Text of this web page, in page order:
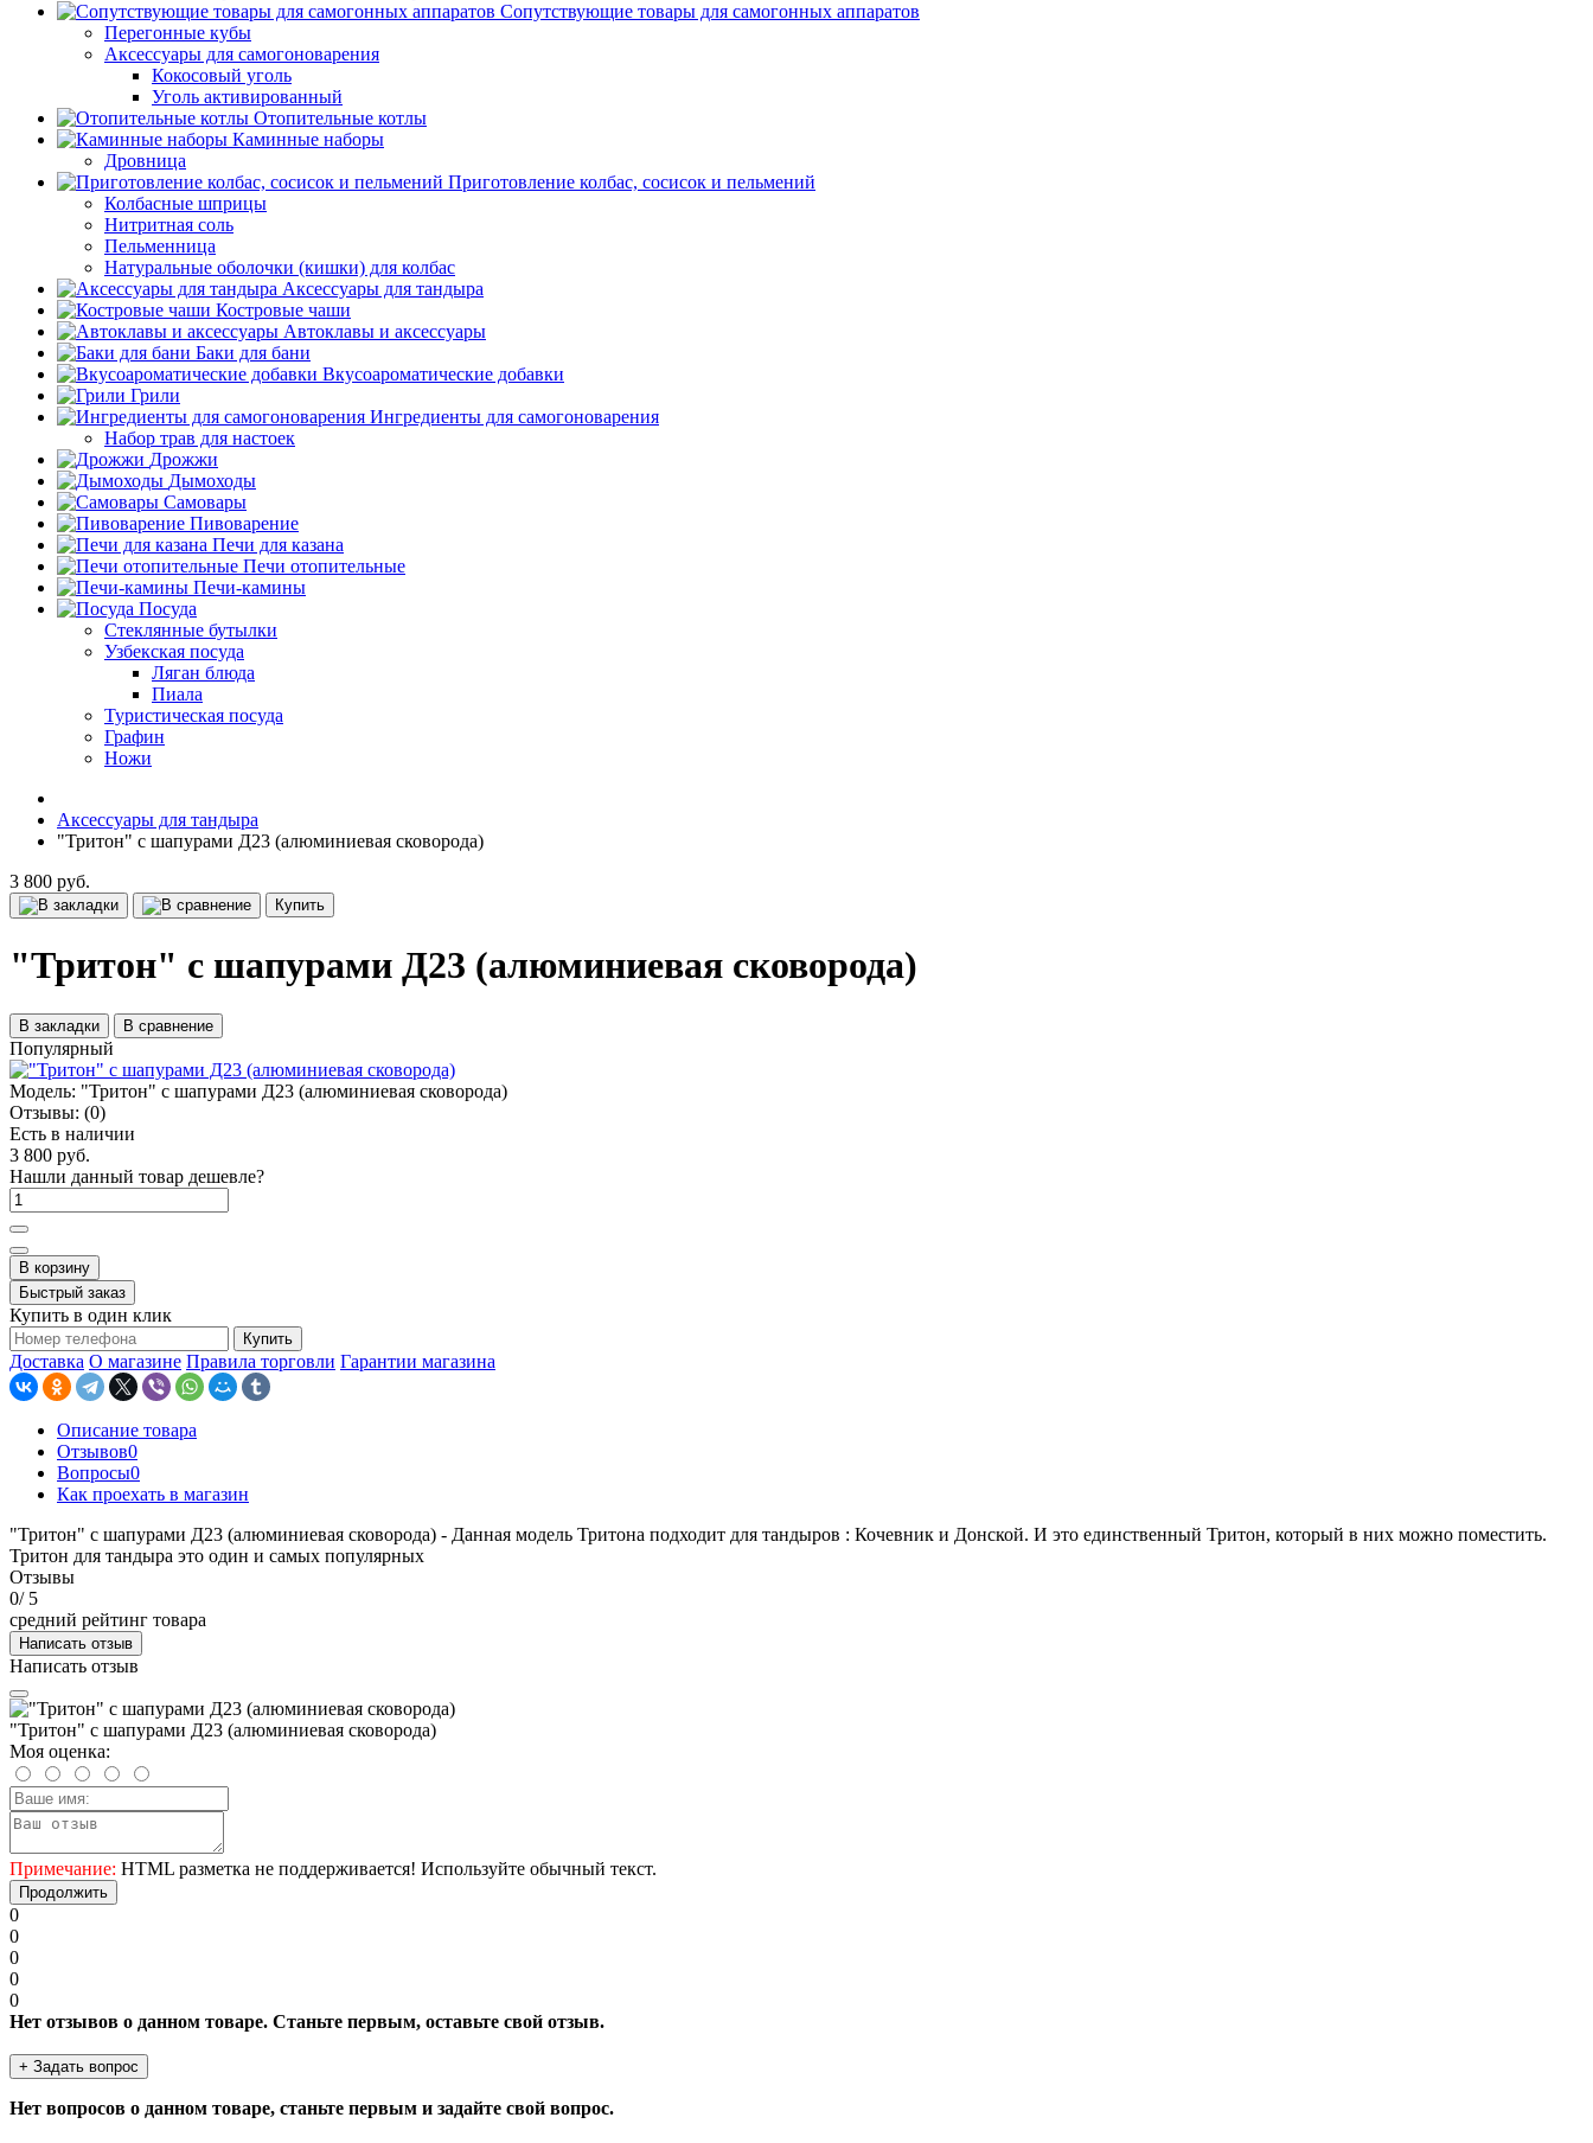
Сопутствующие товары для самогонных аппаратов
Перегонные кубы
Аксессуары для самогоноварения
Кокосовый уголь
Уголь активированный
Отопительные котлы
Каминные наборы
Дровница
Приготовление колбас, сосисок и пельмений
Колбасные шприцы
Нитритная соль
Пельменница
Натуральные оболочки (кишки) для колбас
Аксессуары для тандыра
Костровые чаши
Автоклавы и аксессуары
Баки для бани
Вкусоароматические добавки
Грили
Ингредиенты для самогоноварения
Набор трав для настоек
Дрожжи
Дымоходы
Самовары
Пивоварение
Печи для казана
Печи отопительные
Печи-камины
Посуда
Стеклянные бутылки
Узбекская посуда
Ляган блюда
Пиала
Туристическая посуда
Графин
Ножи
Аксессуары для тандыра
"Тритон" с шапурами Д23 (алюминиевая сковорода)
3 800 руб.
Купить
"Тритон" с шапурами Д23 (алюминиевая сковорода)
В закладки В сравнение
Популярный
Модель: "Тритон" с шапурами Д23 (алюминиевая сковорода)
Отзывы: (0)
Есть в наличии
3 800 руб.
Нашли данный товар дешевле?
В корзину
Быстрый заказ
Купить в один клик
Купить
Доставка О магазине Правила торговли Гарантии магазина
Описание товара
Отзывов0
Вопросы0
Как проехать в магазин
"Тритон" с шапурами Д23 (алюминиевая сковорода) - Данная модель Тритона подходит для тандыров : Кочевник и Донской. И это единственный Тритон, который в них можно поместить.
Тритон для тандыра это один и самых популярных
Отзывы
0/ 5
средний рейтинг товара
Написать отзыв
Написать отзыв
"Тритон" с шапурами Д23 (алюминиевая сковорода)
Моя оценка:
Примечание: HTML разметка не поддерживается! Используйте обычный текст.
Продолжить
0
0
0
0
0
Нет отзывов о данном товаре. Станьте первым, оставьте свой отзыв.
+ Задать вопрос
Нет вопросов о данном товаре, станьте первым и задайте свой вопрос.